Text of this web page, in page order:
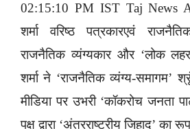
02:15:10 PM IST Taj News
शर्मा वरिष्ठ पत्रकारएवं
राजनैतिक व्यंग्यकार और ‘लोक
शर्मा ने ‘राजनैतिक व्यंग्य-
मीडिया पर उभरी ‘कॉकरोच जनता
पक्ष द्वारा ‘अंतरराष्ट्रीय जिहाद’ का